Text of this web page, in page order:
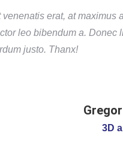
erat, at maximus
leo bibendum a. Donec
justo. Thanx!
3D